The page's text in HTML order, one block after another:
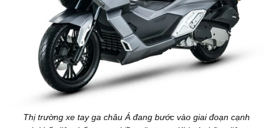
Thị trường xe tay ga châu Á đang bước vào giai đoạn cạnh